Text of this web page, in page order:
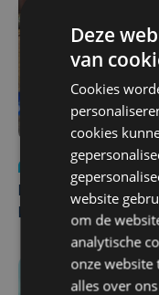
Nieuws
Man en vrouw
Pieters Brugge
Deze
van
Cookies
cookies
website
om de
analytische
onze website
alles over ons